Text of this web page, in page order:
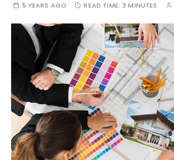
5 YEARS AGO READ TIME: 3 MINUTES